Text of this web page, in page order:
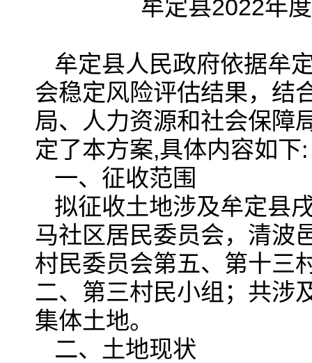
牟定县2022年
牟定县人民政府依据牟
会稳定风险评估结果，结
局、人力资源和社会保障
定了本方案,具体内容如下:
一、征收范围
拟征收土地涉及牟定县
马社区居民委员会，清波
村民委员会第五、第十三
二、第三村民小组；共涉
集体土地。
二、土地现状